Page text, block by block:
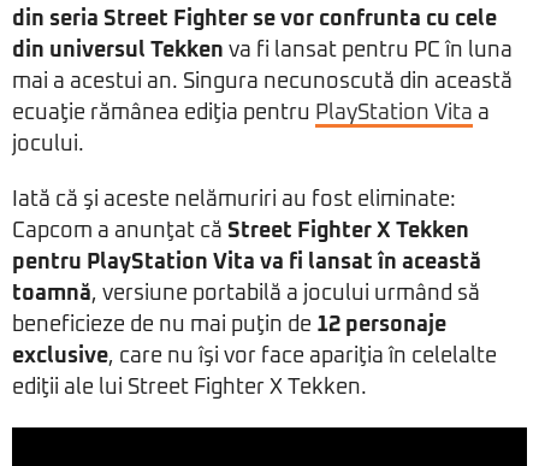
din seria Street Fighter se vor confrunta cu cele
din universul Tekken va fi lansat pentru PC în luna
mai a acestui an. Singura necunoscută din această
ecuaţie rămânea ediţia pentru PlayStation Vita a
jocului.
Iată că şi aceste nelămuriri au fost eliminate:
Capcom a anunţat că Street Fighter X Tekken
pentru PlayStation Vita va fi lansat în această
toamnă, versiune portabilă a jocului urmând să
beneficieze de nu mai puţin de 12 personaje
exclusive, care nu îşi vor face apariţia în celelalte
ediţii ale lui Street Fighter X Tekken.